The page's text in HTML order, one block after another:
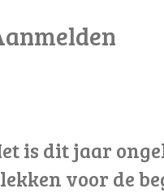
is dit jaar
voor de